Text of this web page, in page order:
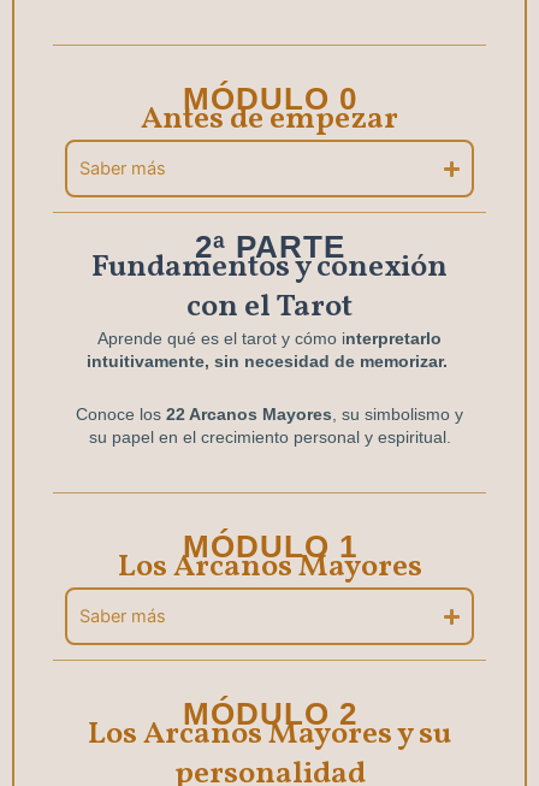
MÓDULO 0
Antes de empezar
Saber más
2ª PARTE
Fundamentos y conexión
con el Tarot
Aprende qué es el tarot y cómo interpretarlo
intuitivamente, sin necesidad de memorizar.
Conoce los 22 Arcanos Mayores , su simbolismo y
su papel en el crecimiento personal y espiritual.
MÓDULO 1
Los Arcanos Mayores
Saber más
MÓDULO 2
Los Arcanos Mayores y su
personalidad